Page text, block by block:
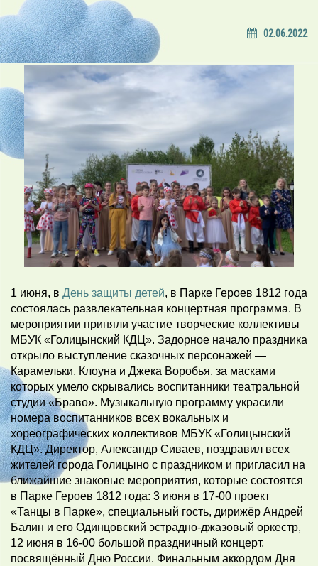
02.06.2022
1 июня, в День защиты детей, в Парке Героев 1812 года
состоялась развлекательная концертная программа. В
мероприятии приняли участие творческие коллективы
МБУК «Голицынский КДЦ». Задорное начало праздника
открыло выступление сказочных персонажей —
Карамельки, Клоуна и Джека Воробья, за масками
которых умело скрывались воспитанники театральной
студии «Браво». Музыкальную программу украсили
номера воспитанников всех вокальных и
хореографических коллективов МБУК «Голицынский
КДЦ». Директор, Александр Сиваев, поздравил всех
жителей города Голицыно с праздником и пригласил на
ближайшие знаковые мероприятия, которые состоятся
в Парке Героев 1812 года: 3 июня в 17-00 проект
«Танцы в Парке», специальный гость, дирижёр Андрей
Балин и его Одинцовский эстрадно-джазовый оркестр,
12 июня в 16-00 большой праздничный концерт,
посвящённый Дню России. Финальным аккордом Дня